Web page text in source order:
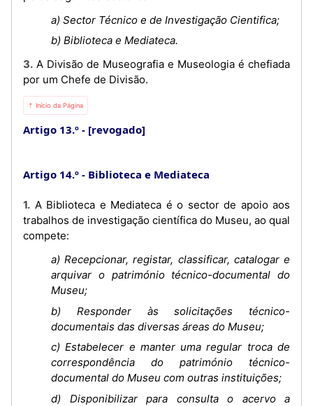
a) Sector Técnico e de Investigação Cientifica;
b) Biblioteca e Mediateca.
3. A Divisão de Museografia e Museologia é chefiada
por um Chefe de Divisão.
⇡ Início da Página
Artigo 13.º [revogado]
Artigo 14.º Biblioteca e Mediateca
1. A Biblioteca e Mediateca é o sector de apoio aos
trabalhos de investigação científica do Museu, ao qual
compete:
a) Recepcionar, registar, classificar, catalogar e
arquivar o património técnico-documental do
Museu;
b) Responder às solicitações técnico-
documentais das diversas áreas do Museu;
c) Estabelecer e manter uma regular troca de
correspondência do património técnico-
documental do Museu com outras instituições;
d) Disponibilizar para consulta o acervo a